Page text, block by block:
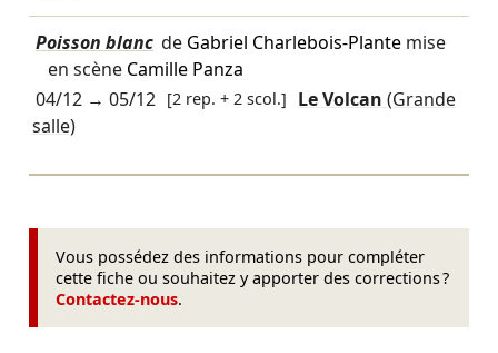
Poisson blanc de Gabriel Charlebois-Plantemise
en scène Camille Panza
04/12→ 05/12 [2 rep. + 2 scol.] Le Volcan(Grande
salle)
Vous possédez des informations pour compléter
cette fiche ou souhaitez y apporter des corrections ?
Contactez-nous.